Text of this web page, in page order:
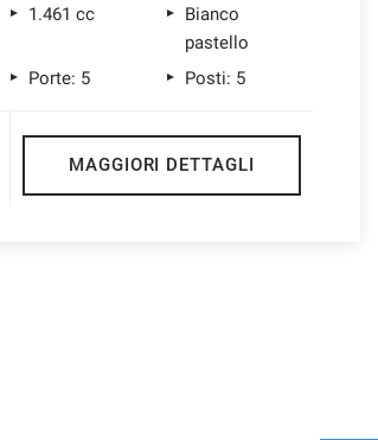
1.461 cc
Bianco
pastello
Porte: 5
Posti: 5
MAGGIORI DETTAGLI